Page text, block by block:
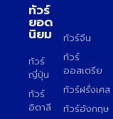
ทัวร์
ยอด
นิยม
ทัวร์
ญี่ปุ่น
ทัวร์
อิตาลี
ทัวร์จีน
ทัวร์
ออสเตรีย
ทัวร์ฝรั่งเศส
ทัวร์อังกฤษ